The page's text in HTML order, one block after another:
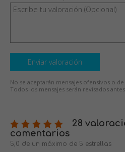
Enviar valoración
No se aceptarán mensajes ofensivos o
Todos los mensajes serán revisados
28
comentarios
5,0 de un máximo de 5 estrellas